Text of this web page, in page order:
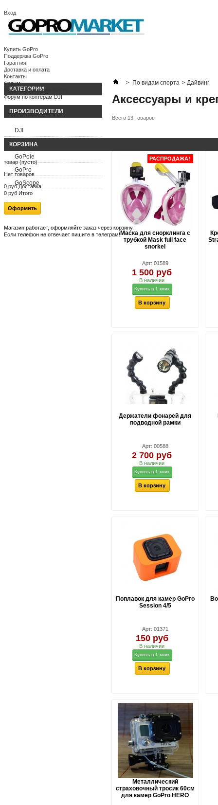
Вход
Корзина:
(пусто)
Ваша учетная запись
Купить GoPro
Поддержка GoPro
Гарантия
Доставка и оплата
Контакты
Форум
Форум по камерам GoPro
Форум по коптерам DJI
КОРЗИНА
товар (пусто)
Нет товаров
0 руб Доставка
0 руб Итого
Оформить
Магазин работает, оформляйте заказ через корзину.
Если телефон не отвечает пишите в телеграм!
КАТЕГОРИИ
ПРОИЗВОДИТЕЛИ
DJI
FeiyuTech
GoPole
GoPro
GoScope
> По видам спорта > Дайвинг
Аксессуары и
Всего 13 товаров
РАСПРОДАЖА!
Маска для снорклинга с
трубкой Mask full face
snorkel
Арт: 01589
1 500 руб
В наличии
Купить в 1 клик
В корзину
Держатели фонарей для
подводной рамки
Арт: 00588
2 700 руб
В наличии
Купить в 1 клик
В корзину
Поплавок для камер GoPro
Session 4/5
Арт: 01371
150 руб
В наличии
Купить в 1 клик
В корзину
Металлический
страховочный тросик 60см
для камер GoPro HERO